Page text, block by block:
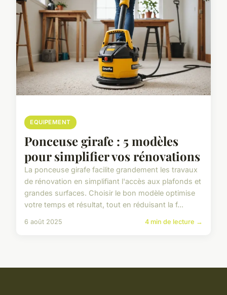
EQUIPEMENT
Ponceuse girafe : 5 modèles
pour simplifier vos rénovations
La ponceuse girafe facilite grandement les travaux
de rénovation en simplifiant l'accès aux plafonds et
grandes surfaces. Choisir le bon modèle optimise
votre temps et résultat, tout en réduisant la f...
6 août 2025 4 min de lecture →